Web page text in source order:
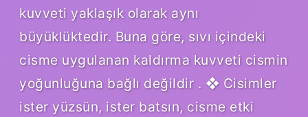
kuvveti yaklaşık olarak aynı
büyüklüktedir. Buna göre, sıvı içindeki
cisme uygulanan kaldırma kuvveti cismin
yoğunluğuna bağlı değildir . ❖ Cisimler
ister yüzsün, ister batsın, cisme etki